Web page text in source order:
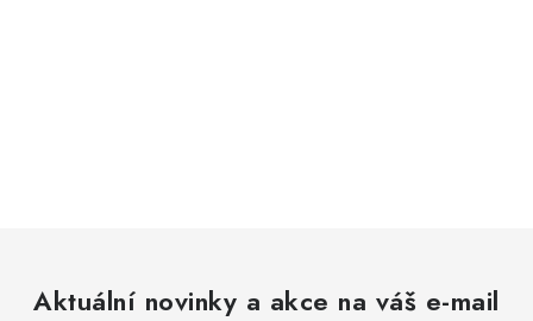
Aktuální novinky a akce na váš e-mail